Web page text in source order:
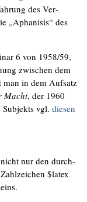
des Ver­
„Apha­ni­sis“ des
6 von 1958/​59,
zwi­schen dem
man in dem Auf­satz
Macht, der 1960
vgl. die­sen
nur den durch­
$latex